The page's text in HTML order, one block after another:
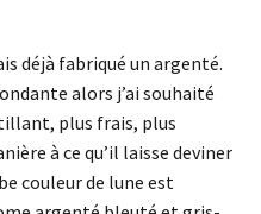
déjà fabriqué un argenté.
alors j’ai souhaité
plus frais, plus
à ce qu’il laisse deviner
couleur de lune est